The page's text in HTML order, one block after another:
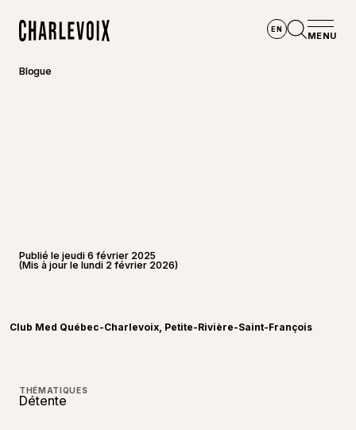
EN
MENU
Blogue
Publié le jeudi 6 février 2025
(Mis à jour le lundi 2 février 2026)
Club Med Québec-Charlevoix, Petite-Rivière-Saint-François
THÉMATIQUES
Détente